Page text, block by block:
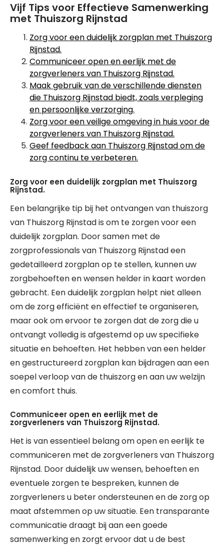
Vijf Tips voor Effectieve Samenwerking
met Thuiszorg Rijnstad
Zorg voor een duidelijk zorgplan met Thuiszorg
Rijnstad.
Communiceer open en eerlijk met de
zorgverleners van Thuiszorg Rijnstad.
Maak gebruik van de verschillende diensten
die Thuiszorg Rijnstad biedt, zoals verpleging
en persoonlijke verzorging.
Zorg voor een veilige omgeving in huis voor de
zorgverleners van Thuiszorg Rijnstad.
Geef feedback aan Thuiszorg Rijnstad om de
zorg continu te verbeteren.
Zorg voor een duidelijk zorgplan met Thuiszorg
Rijnstad.
Een belangrijke tip bij het ontvangen van thuiszorg
van Thuiszorg Rijnstad is om te zorgen voor een
duidelijk zorgplan. Door samen met de
zorgprofessionals van Thuiszorg Rijnstad een
gedetailleerd zorgplan op te stellen, kunnen uw
zorgbehoeften en wensen helder in kaart worden
gebracht. Een duidelijk zorgplan helpt niet alleen
om de zorg efficiënt en effectief te organiseren,
maar ook om ervoor te zorgen dat de zorg die u
ontvangt volledig is afgestemd op uw specifieke
situatie en behoeften. Het hebben van een helder
en gestructureerd zorgplan kan bijdragen aan een
soepel verloop van de thuiszorg en aan uw welzijn
en comfort thuis.
Communiceer open en eerlijk met de
zorgverleners van Thuiszorg Rijnstad.
Het is van essentieel belang om open en eerlijk te
communiceren met de zorgverleners van Thuiszorg
Rijnstad. Door duidelijk uw wensen, behoeften en
eventuele zorgen te bespreken, kunnen de
zorgverleners u beter ondersteunen en de zorg op
maat afstemmen op uw situatie. Een transparante
communicatie draagt bij aan een goede
samenwerking en zorgt ervoor dat u de best